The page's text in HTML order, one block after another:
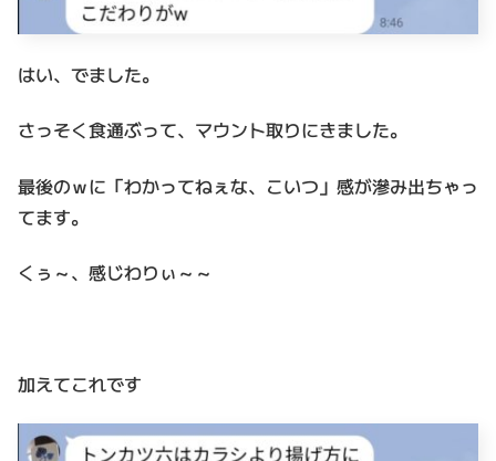
はい、でました。
さっそく食通ぶって、マウント取りにきました。
最後のｗに「わかってねぇな、こいつ」感が滲み出ちゃっ
てます。
くぅ～、感じわりぃ～～
加えてこれです